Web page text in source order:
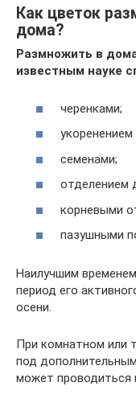
Как цветок
дома?
Размножить в
известным науке
черенками;
укоренением
семенами;
отделением
корневыми
пазушными
Наилучшим
период его
осени.
При комнатном или
под
может проводиться